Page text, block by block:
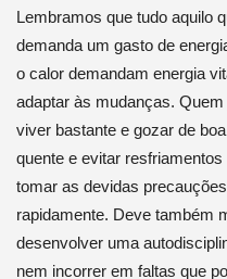
Lembramos que tudo aquilo
demanda um gasto de
o calor demandam energia
adaptar às mudanças.
viver bastante e gozar de
quente e evitar
tomar as devidas
rapidamente. Deve também
desenvolver uma
nem incorrer em faltas que